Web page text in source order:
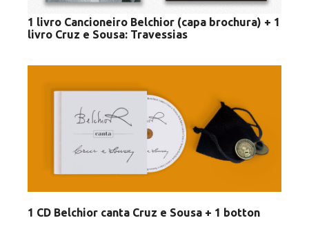
1 livro Cancioneiro Belchior (capa brochura) + 1
livro Cruz e Sousa: Travessias
1 CD Belchior canta Cruz e Sousa + 1 botton